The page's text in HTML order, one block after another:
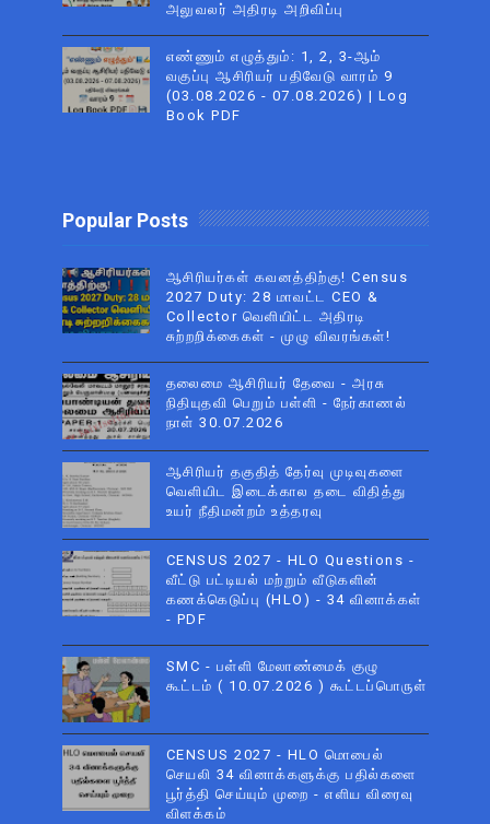
அலுவலர் அதிரடி அறிவிப்பு
எண்ணும் எழுத்தும்: 1, 2, 3-ஆம்
வகுப்பு ஆசிரியர் பதிவேடு வாரம் 9
(03.08.2026 - 07.08.2026) | Log
Book PDF
Popular Posts
ஆசிரியர்கள் கவனத்திற்கு! Census
2027 Duty: 28 மாவட்ட CEO &
Collector வெளியிட்ட அதிரடி
சுற்றறிக்கைகள் - முழு விவரங்கள்!
தலைமை ஆசிரியர் தேவை - அரசு
நிதியுதவி பெறும் பள்ளி - நேர்காணல்
நாள் 30.07.2026
ஆசிரியர் தகுதித் தேர்வு முடிவுகளை
வெளியிட இடைக்கால தடை விதித்து
உயர் நீதிமன்றம் உத்தரவு
CENSUS 2027 - HLO Questions -
வீட்டு பட்டியல் மற்றும் வீடுகளின்
கணக்கெடுப்பு (HLO) - 34 வினாக்கள்
- PDF
SMC - பள்ளி மேலாண்மைக் குழு
கூட்டம் ( 10.07.2026 ) கூட்டப்பொருள்
CENSUS 2027 - HLO மொபைல்
செயலி 34 வினாக்களுக்கு பதில்களை
பூர்த்தி செய்யும் முறை - எளிய விரைவு
விளக்கம்